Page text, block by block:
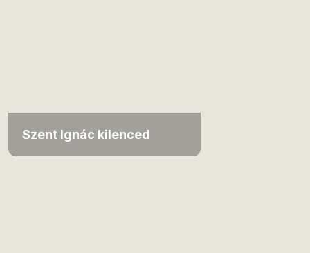
Szent Ignác kilenced